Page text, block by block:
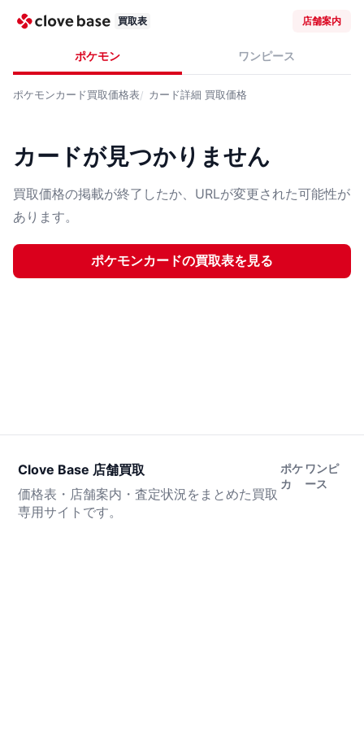
買取表 店舗案内
ポケモン ワンピース
ポケモンカード買取価格表 カード詳細 買取価格
カードが見つかりません
買取価格の掲載が終了したか、URLが変更された可能性が
あります。
ポケモンカードの買取表を見る
Clove Base 店舗買取
価格表・店舗案内・査定状況をまとめた買取
専用サイトです。
ポケ
カ
ワンピ
ース